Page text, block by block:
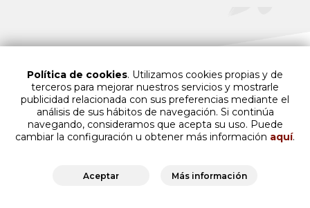
Política de cookies. Utilizamos cookies propias y de
terceros para mejorar nuestros servicios y mostrarle
publicidad relacionada con sus preferencias mediante el
análisis de sus hábitos de navegación. Si continúa
navegando, consideramos que acepta su uso. Puede
cambiar la configuración u obtener más información aquí.
Aceptar Más información